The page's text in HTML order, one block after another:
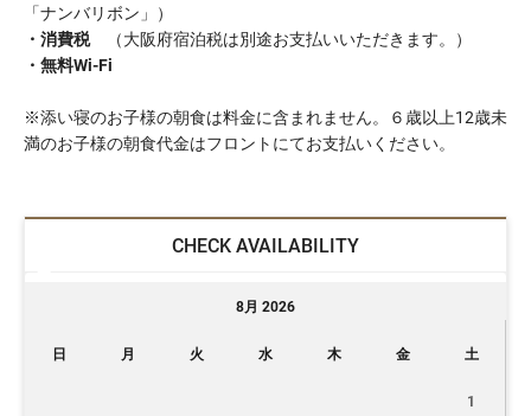
「ナンバリボン」）
・消費税（大阪府宿泊税は別途お支払いいただきます。）
・無料Wi-Fi
※添い寝のお子様の朝食は料金に含まれません。６歳以上12歳未
満のお子様の朝食代金はフロントにてお支払いください。
CHECK AVAILABILITY
8月 2026
日 月 火 水 木 金 土
1